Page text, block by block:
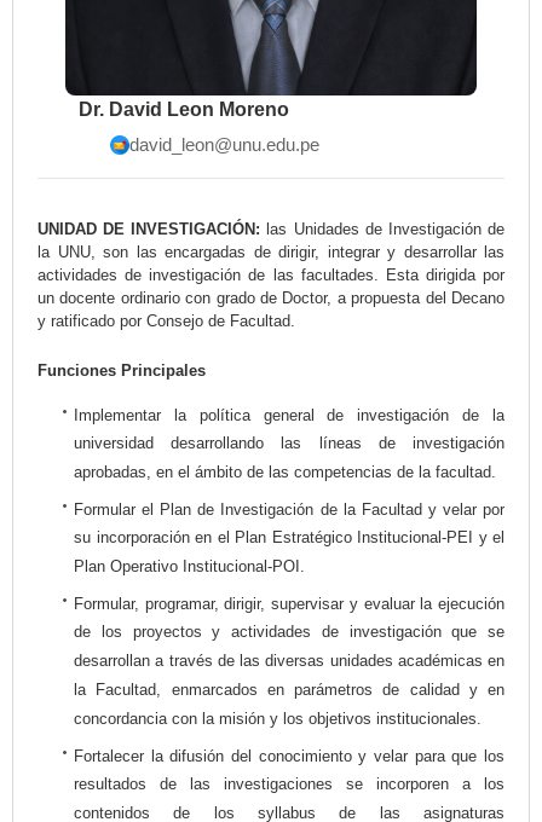
Dr. David Leon Moreno
david_leon@unu.edu.pe
UNIDAD DE INVESTIGACIÓN: las Unidades de Investigación de
la UNU, son las encargadas de dirigir, integrar y desarrollar las
actividades de investigación de las facultades. Esta dirigida por
un docente ordinario con grado de Doctor, a propuesta del Decano
y ratificado por Consejo de Facultad.
Funciones Principales
Implementar la política general de investigación de la
universidad desarrollando las líneas de investigación
aprobadas, en el ámbito de las competencias de la facultad.
Formular el Plan de Investigación de la Facultad y velar por
su incorporación en el Plan Estratégico Institucional-PEI y el
Plan Operativo Institucional-POI.
Formular, programar, dirigir, supervisar y evaluar la ejecución
de los proyectos y actividades de investigación que se
desarrollan a través de las diversas unidades académicas en
la Facultad, enmarcados en parámetros de calidad y en
concordancia con la misión y los objetivos institucionales.
Fortalecer la difusión del conocimiento y velar para que los
resultados de las investigaciones se incorporen a los
contenidos de los syllabus de las asignaturas